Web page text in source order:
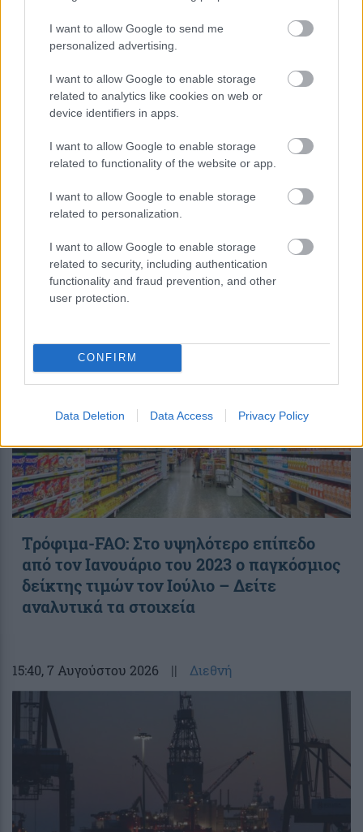
I want to allow Google to send me
personalized advertising.
I want to allow Google to enable storage
related to analytics like cookies on web or
device identifiers in apps.
I want to allow Google to enable storage
related to functionality of the website or app.
I want to allow Google to enable storage
related to personalization.
I want to allow Google to enable storage
related to security, including authentication
functionality and fraud prevention, and other
user protection.
CONFIRM
Data Deletion Data Access Privacy Policy
Η τεχνητή νοημοσύνη του Google
φαγητού
περισσότερα
, 7 Αυγούστου 2026
Τρόφιμα-FAO: Στο υψηλότερο επίπεδο
από τον Ιανουάριο του 2023 o παγκόσμιος
δείκτης τιμών τον Ιούλιο – Δείτε
αναλυτικά τα στοιχεία
15:40, 7 Αυγούστου 2026 || Διεθνή